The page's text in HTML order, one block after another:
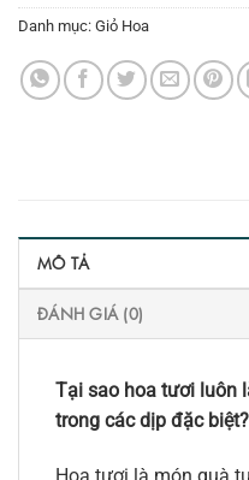
Danh mục: Giỏ Hoa
MÔ TẢ
ĐÁNH GIÁ (0)
Tại sao hoa tươi luôn
trong các dịp đặc biệt?